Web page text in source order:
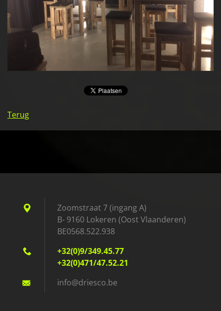
Terug
Zoomstraat 7 (ingang A)
B- 9160 Lokeren (Oost Vlaanderen)
BE0568.522.938
+32(0)9/349.45.77
+32(0)471/47.52.21
info@driesco.be